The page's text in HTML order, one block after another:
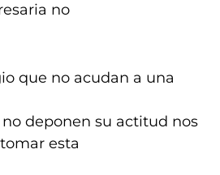
no
que no acudan a una
deponen su actitud nos
esta